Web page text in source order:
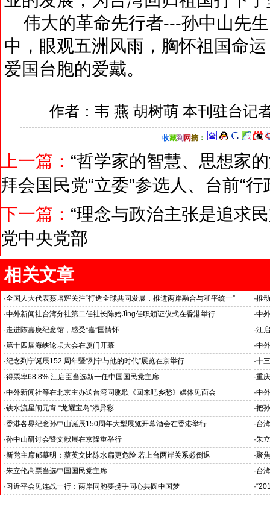
伟大的革命先行者---孙中山先
中，眼观五洲风雨，胸怀祖国命
爱国台胞的爱戴。
作者：韦 燕 胡树萌 本刊驻台
收藏到 网摘：
上一篇： “哲学家的智慧、思想家
拜会国民党“立委”参选人、台前“行
下一篇： “理念与政治主张是追求
党中央党部
相关文章
·全国人大代表蔡培辉关注“打造全球共同发展，推进两岸融合与和平统一” ·推
聚
·中外新闻社台湾分社第二任社长陈姶Jìng任职颁证仪式在香港举行 ·中
鸠山
·走进陈嘉庚纪念馆，感受“嘉”国情怀 ·江
臣会
·第十四届海峡论坛大会在厦门开幕 ·中
·纪念列宁诞辰152 周年暨“列宁与他的时代”展览在京举行 ·十
·得票率68.8% 江启臣当选新一任中国国民党主席 ·重
·中外新闻社等在北京主办送台湾同胞歌《回来吧乡愁》媒体见面会 ·中
·铁水流星闹元宵 “龙耀宝岛”添异彩 ·把
·香港各界纪念孙中山诞辰150周年大型展览开幕酒会在香港举行 ·台
·孙中山研讨会暨文献展在京隆重举行 ·朱
·新党主席郁慕明：蔡英文比陈水扁更危险 若上台两岸关系必倒退 ·聚
·朱立伦高票当选中国国民党主席 ·台
·习近平会见连战一行：两岸同胞要携手同心共圆中国梦 ·